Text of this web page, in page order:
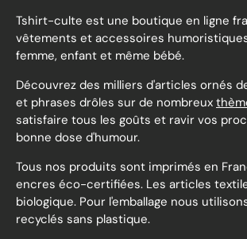
Tshirt-culte est une boutique en ligne
vêtements et accessoires
femme, enfant et même bébé.
Découvrez des milliers d'articles ornés
et phrases drôles sur de nombreux
satisfaire tous les goûts et ravir vos
bonne dose d'humour.
Tous nos produits sont imprimés en
encres éco-certifiées. Les articles
biologique. Pour l'emballage nous
recyclés sans plastique.